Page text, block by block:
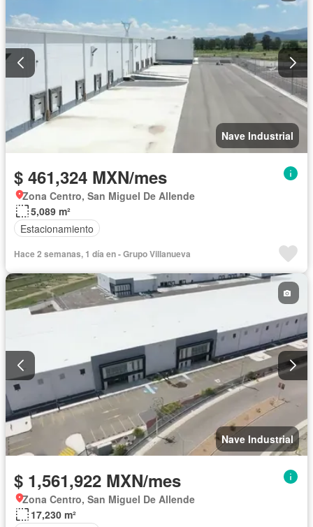
Nave Industrial
$ 461,324 MXN/mes
Zona Centro, San Miguel De Allende
5,089 m²
Estacionamiento
Hace 2 semanas, 1 día en - Grupo Villanueva
Nave Industrial
$ 1,561,922 MXN/mes
Zona Centro, San Miguel De Allende
17,230 m²